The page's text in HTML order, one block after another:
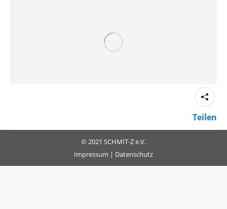
Teilen
© 2021 SCHMIT-Z e.V.
Impressum | Datenschutz